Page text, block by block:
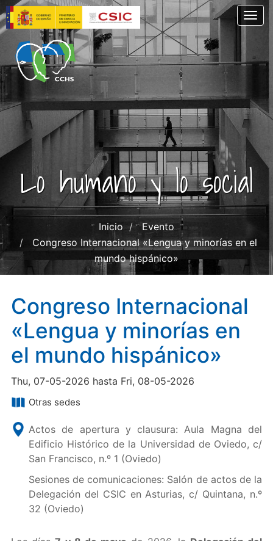
Skip
to
main
content
Lo humano y lo social
Inicio
Evento
Congreso Internacional «Lengua y minorías en el
mundo hispánico»
Congreso Internacional
«Lengua y minorías en
el mundo hispánico»
Thu, 07-05-2026 hasta Fri, 08-05-2026
Otras sedes
Actos de apertura y clausura: Aula Magna del
Edificio Histórico de la Universidad de Oviedo, c/
San Francisco, n.º 1 (Oviedo)
Sesiones de comunicaciones: Salón de actos de la
Delegación del CSIC en Asturias, c/ Quintana, n.º
32 (Oviedo)